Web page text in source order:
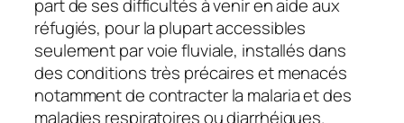
part de ses difficultés à venir en aide aux
réfugiés, pour la plupart accessibles
seulement par voie fluviale, installés dans
des conditions très précaires et menacés
notamment de contracter la malaria et des
maladies respiratoires ou diarrhéiques.